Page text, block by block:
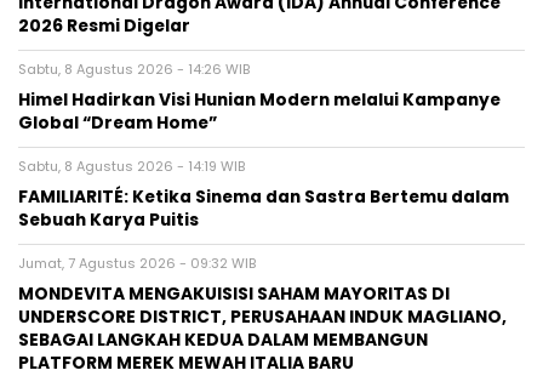
2026 Resmi Digelar
Sabtu, 8 Agustus 2026 - 14:26 WIB
Himel Hadirkan Visi Hunian Modern melalui Kampanye
Global “Dream Home”
Sabtu, 8 Agustus 2026 - 14:19 WIB
FAMILIARITÉ: Ketika Sinema dan Sastra Bertemu dalam
Sebuah Karya Puitis
Jumat, 7 Agustus 2026 - 09:32 WIB
MONDEVITA MENGAKUISISI SAHAM MAYORITAS DI
UNDERSCORE DISTRICT, PERUSAHAAN INDUK MAGLIANO,
SEBAGAI LANGKAH KEDUA DALAM MEMBANGUN
PLATFORM MEREK MEWAH ITALIA BARU